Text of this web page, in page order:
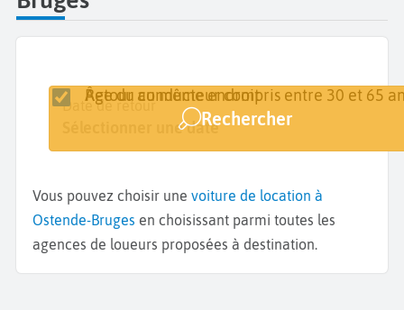
Lieu de retrait
Date de retrait
Sélectionner une date
Date de retour
Sélectionner une date
Retour au même endroit
Âge du conducteur compris entre 30 et 65
Rechercher
Vous pouvez choisir une voiture de location à
Ostende-Bruges en choisissant parmi toutes les
agences de loueurs proposées à destination.